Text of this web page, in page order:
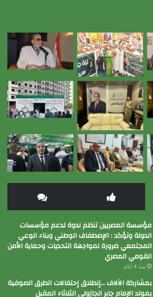
مؤسسة المصريين تنظم ندوة لدعم مؤسسات
الدولة وتؤكد : الإصطفاف الوطني وبناء الوعي
المجتمعي ضرورة لمواجهة التحديات وحماية الأمن
القومي المصري
منذ 4 أيام
بمشاركة الآلاف …إنطلاق إحتفالات الطرق الصوفية
بمولد الإمام جابر الجازولي الثلاثاء المقبل